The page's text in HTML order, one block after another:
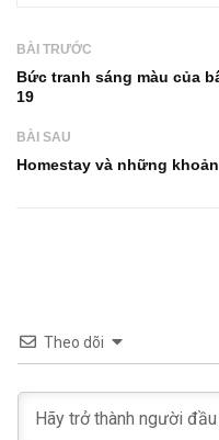
BÀI TRƯỚC
Bức tranh sáng màu của
19
BÀI SAU
Homestay và những
Theo dõi